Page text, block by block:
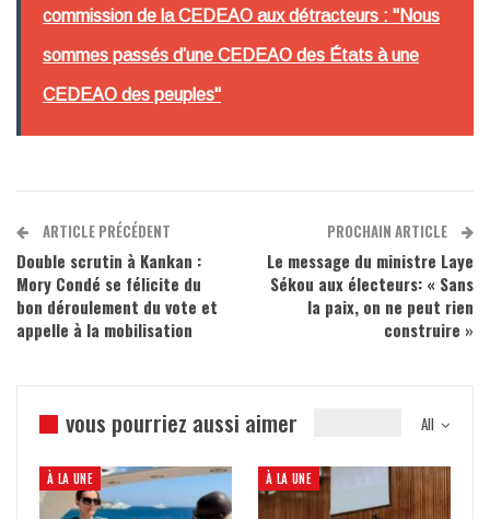
commission de la CEDEAO aux détracteurs : "Nous
sommes passés d’une CEDEAO des États à une
CEDEAO des peuples"
ARTICLE PRÉCÉDENT
Double scrutin à Kankan :
Mory Condé se félicite du
bon déroulement du vote et
appelle à la mobilisation
PROCHAIN ARTICLE
Le message du ministre Laye
Sékou aux électeurs: « Sans
la paix, on ne peut rien
construire »
All
vous pourriez aussi aimer
À LA UNE À LA UNE